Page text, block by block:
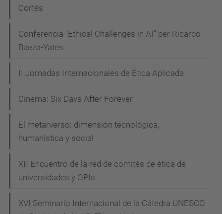
Cortés
Conferència "Ethical Challenges in AI" per Ricardo
Baeza-Yates
II Jornadas Internacionales de Ética Aplicada
Cinema: Six Days After Forever
El metarverso: dimensión tecnológica,
humanística y social
XII Encuentro de la red de comités de ética de
universidades y OPIs
XVI Seminario Internacional de la Cátedra UNESCO